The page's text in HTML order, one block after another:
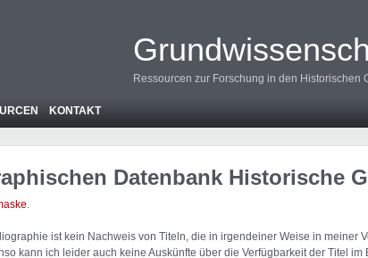
Ressourcen zur Forschung in den Historischen
KONTAKT
Datenbank Historische
.
ist kein Nachweis von Titeln, die in irgendeiner Weise in meiner
kann ich leider auch keine Auskünfte über die Verfügbarkeit der Titel